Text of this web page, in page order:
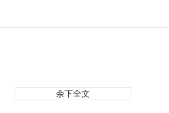
余下全文